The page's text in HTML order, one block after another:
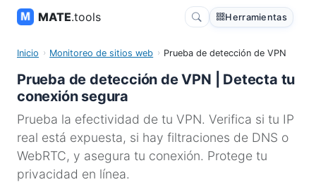
MATE.tools Herramientas
Inicio Monitoreo de sitios web Prueba de detección de VPN
Prueba de detección de VPN | Detecta tu
conexión segura
Prueba la efectividad de tu VPN. Verifica si tu IP
real está expuesta, si hay filtraciones de DNS o
WebRTC, y asegura tu conexión. Protege tu
privacidad en línea.